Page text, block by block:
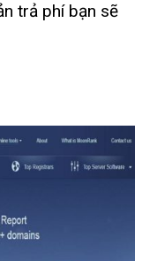
trả phí bạn sẽ